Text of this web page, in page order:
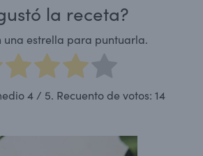
la receta?
una estrella para puntuarla.
4/ 5. Recuento de votos: 14